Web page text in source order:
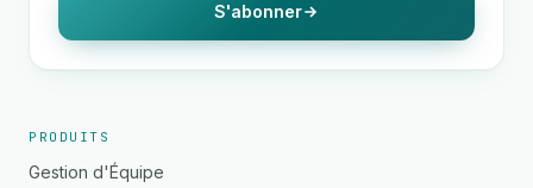
S'abonner
PRODUITS
Gestion d'Équipe